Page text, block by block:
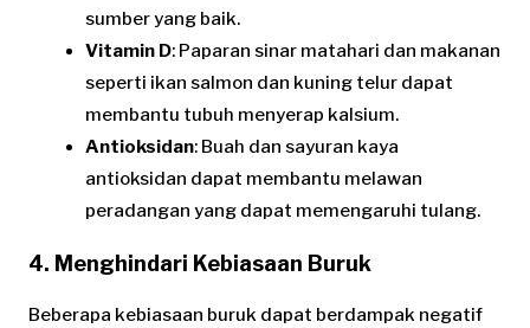
sumber yang baik.
Vitamin D: Paparan sinar matahari dan makanan
seperti ikan salmon dan kuning telur dapat
membantu tubuh menyerap kalsium.
Antioksidan: Buah dan sayuran kaya
antioksidan dapat membantu melawan
peradangan yang dapat memengaruhi tulang.
4. Menghindari Kebiasaan Buruk
Beberapa kebiasaan buruk dapat berdampak negatif